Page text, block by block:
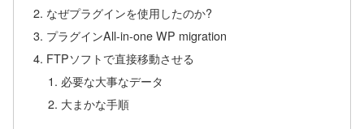
なぜプラグインを使用したのか?
プラグインAll-in-one WP migration
FTPソフトで直接移動させる
必要な大事なデータ
大まかな手順